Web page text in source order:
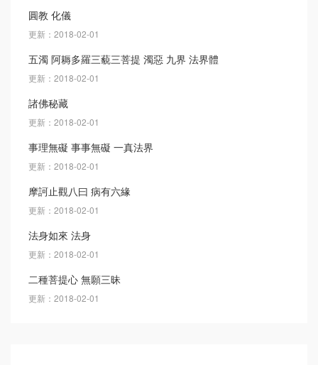
圓教 化儀
更新：2018-02-01
五濁 阿耨多羅三藐三菩提 濁惡 九界 法界體
更新：2018-02-01
諸佛秘藏
更新：2018-02-01
事理無礙 事事無礙 一真法界
更新：2018-02-01
摩訶止觀八曰 病有六緣
更新：2018-02-01
法身如來 法身
更新：2018-02-01
二種菩提心 無願三昧
更新：2018-02-01